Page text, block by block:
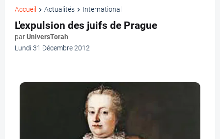
Accueil Actualités International
L'expulsion des juifs de Prague
parUniversTorah
Lundi 31 Décembre 2012